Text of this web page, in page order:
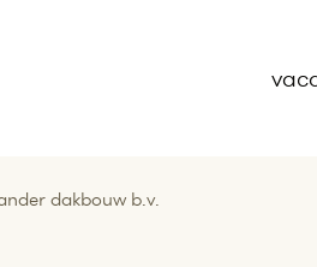
dakbouw b.v.